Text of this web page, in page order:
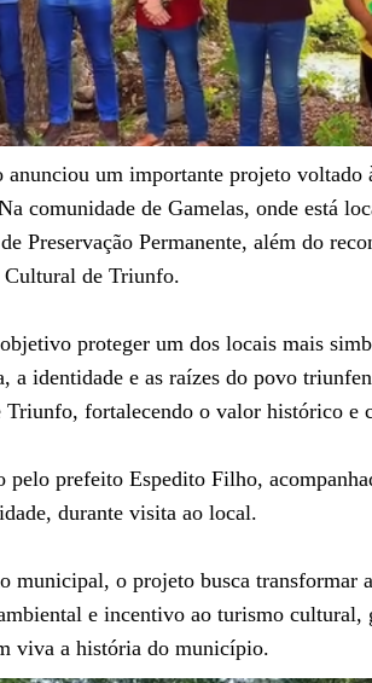
um importante projeto voltado
comunidade de Gamelas, onde está
Preservação Permanente, além do
de Triunfo.
proteger um dos locais mais
a identidade e as raízes do povo
fortalecendo o valor histórico e
prefeito Espedito Filho,
durante visita ao local.
municipal, o projeto busca transformar
e incentivo ao turismo cultural,
viva a história do município.